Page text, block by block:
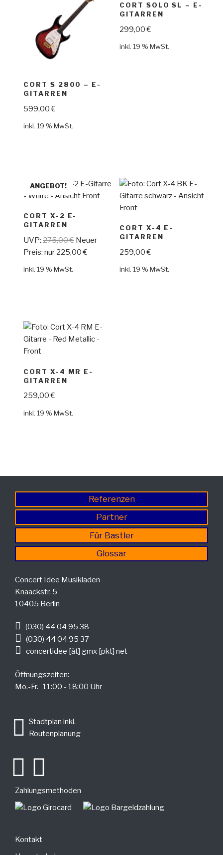
CORT S 2800 – E-
GITARREN
599,00€
inkl. 19 % MwSt.
CORT SOLO SL – E-
GITARREN
299,00€
inkl. 19 % MwSt.
ANGEBOT!
CORT X-2 E-
GITARREN
UVP: 275,00€ Neuer
Preis: nur 225,00€
inkl. 19 % MwSt.
CORT X-4 E-
GITARREN
259,00€
inkl. 19 % MwSt.
CORT X-4 MR E-
GITARREN
259,00€
inkl. 19 % MwSt.
Referenzen
Partner
Für Bastler
Glossar
Concert Idee Musikladen
Knaackstr. 5
10405 Berlin
(030) 44 04 95 38
(030) 44 04 95 37
concertidee [ät] gmx [pkt] net
Öffnungszeiten:
Mo.-Fr. 11:00 - 18:00 Uhr
Stadtplan inkl.
Routenplanung
Zahlungsmethoden
Kontakt